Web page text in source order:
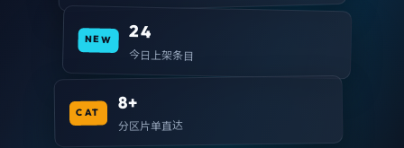
NEW 24
今日上架条目
CAT 8+
分区片单直达